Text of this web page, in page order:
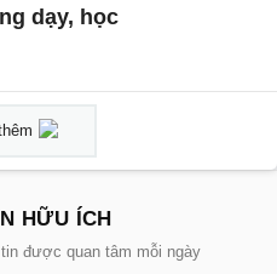
dạy, học
HỮU ÍCH
được quan tâm mỗi ngày